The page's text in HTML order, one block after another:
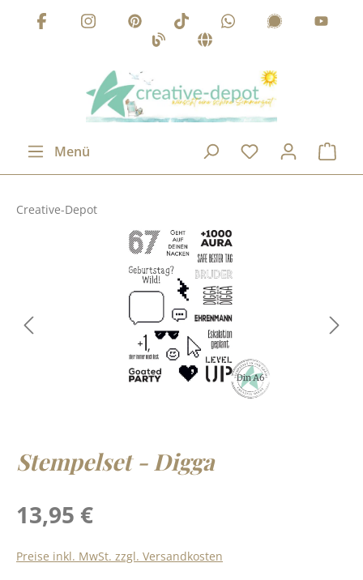
Zum Hauptinhalt springen
Menü
Creative-Depot
Stempelset - Digga
Regulärer Preis:
13,95 €
Preise inkl. MwSt. zzgl. Versandkosten